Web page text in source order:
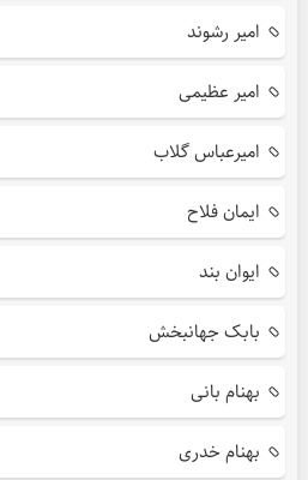
امیر رشوند
امیر عظیمی
امیرعباس گلاب
ایمان فلاح
ایوان بند
بابک جهانبخش
بهنام بانی
بهنام خدری